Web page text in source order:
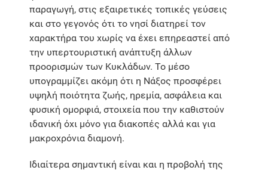
παραγωγή, στις εξαιρετικές τοπικές γεύσεις
και στο γεγονός ότι το νησί διατηρεί τον
χαρακτήρα του χωρίς να έχει επηρεαστεί από
την υπερτουριστική ανάπτυξη άλλων
προορισμών των Κυκλάδων. Το μέσο
υπογραμμίζει ακόμη ότι η Νάξος προσφέρει
υψηλή ποιότητα ζωής, ηρεμία, ασφάλεια και
φυσική ομορφιά, στοιχεία που την καθιστούν
ιδανική όχι μόνο για διακοπές αλλά και για
μακροχρόνια διαμονή.
Ιδιαίτερα σημαντική είναι και η προβολή της